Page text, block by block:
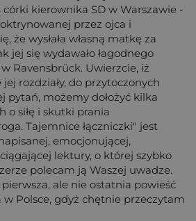
córki kierownika SD w Warszawie -
przez ojca i
że wysłała własną matkę za
jej się wydawało łagodnego
Ravensbrück. Uwierzcie, iż
rozdziały, do przytoczonych
pytań, możemy dołożyć kilka
o siłę i skutki prania
Tajemnice łączniczki" jest
emocjonującej,
lektury, o której szybko
polecam ją Waszej uwadze.
ale nie ostatnia powieść
w Polsce, gdyż chętnie przeczytam